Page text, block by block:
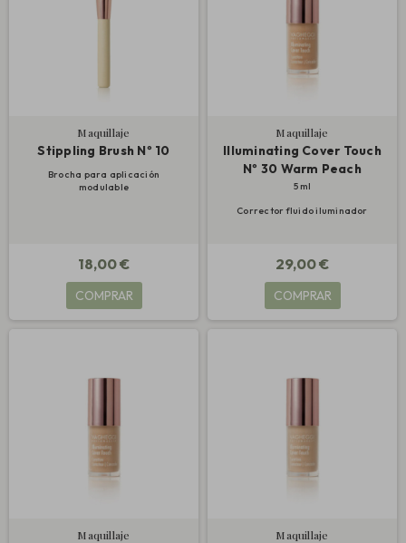
Maquillaje
Stippling Brush Nº 10
Brocha para aplicación
modulable
18,00 €
COMPRAR
Maquillaje
Illuminating Cover Touch
Nº 30 Warm Peach
5 ml
Corrector fluido iluminador
29,00 €
COMPRAR
Maquillaje Maquillaje